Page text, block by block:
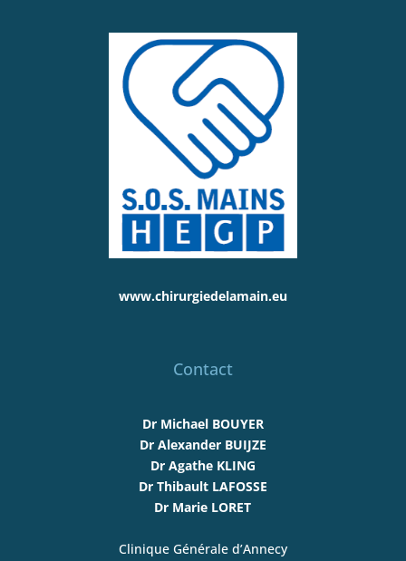
www.chirurgiedelamain.eu
Contact
Dr Michael BOUYER
Dr Alexander BUIJZE
Dr Agathe KLING
Dr Thibault LAFOSSE
Dr Marie LORET
Clinique Générale d’Annecy